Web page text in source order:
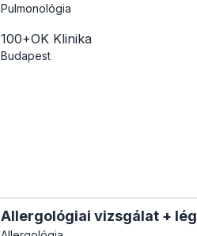
Pulmonológia
100+OK Klinika
Budapest
Allergológiai vizsgálat +